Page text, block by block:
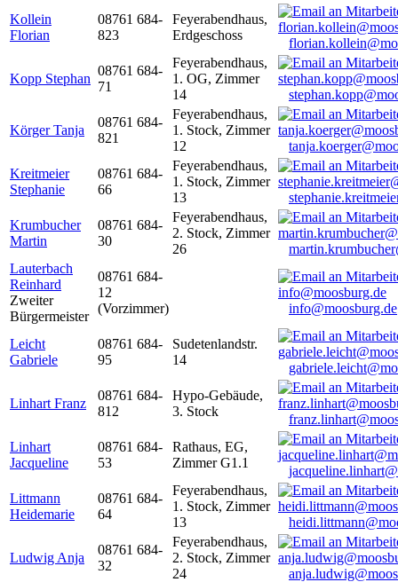
Kollein
Florian
08761 684-
823
Feyerabendhaus,
Erdgeschoss
Kopp Stephan
08761 684-
71
Feyerabendhaus,
1. OG, Zimmer
14
Körger Tanja
08761 684-
821
Feyerabendhaus,
1. Stock, Zimmer
12
Kreitmeier
Stephanie
08761 684-
66
Feyerabendhaus,
1. Stock, Zimmer
13
Krumbucher
Martin
08761 684-
30
Feyerabendhaus,
2. Stock, Zimmer
26
Lauterbach
Reinhard
Zweiter
Bürgermeister
08761 684-
12
(Vorzimmer)
info@moosburg.de
Leicht
Gabriele
08761 684-
95
Sudetenlandstr.
14
Linhart Franz
08761 684-
812
Hypo-Gebäude,
3. Stock
Linhart
Jacqueline
08761 684-
53
Rathaus, EG,
Zimmer G1.1
Littmann
Heidemarie
08761 684-
64
Feyerabendhaus,
1. Stock, Zimmer
13
Ludwig Anja
08761 684-
32
Feyerabendhaus,
2. Stock, Zimmer
24